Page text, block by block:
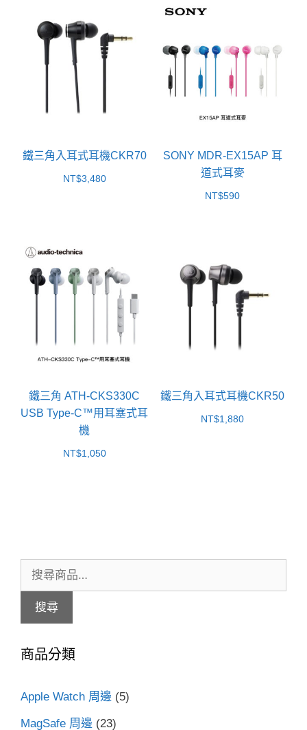
鐵三角入耳式耳機CKR70
NT$3,480
SONY MDR-EX15AP 耳
道式耳麥
NT$590
鐵三角 ATH-CKS330C
USB Type-C™用耳塞式耳
機
NT$1,050
鐵三角入耳式耳機CKR50
NT$1,880
尋
字:
搜尋
商品分類
Apple Watch 周邊 (5)
MagSafe 周邊 (23)